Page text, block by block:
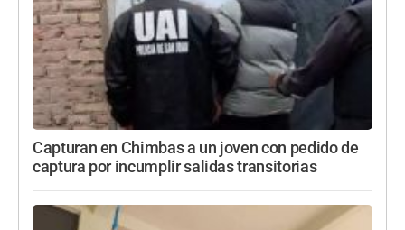
Capturan en Chimbas a un joven con pedido de
captura por incumplir salidas transitorias